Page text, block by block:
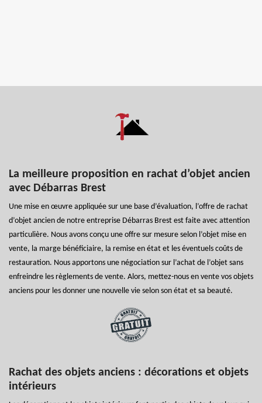
La meilleure proposition en rachat d’objet ancien
avec Débarras Brest
Une mise en œuvre appliquée sur une base d’évaluation, l’offre de rachat
d’objet ancien de notre entreprise Débarras Brest est faite avec attention
particulière. Nous avons conçu une offre sur mesure selon l’objet mise en
vente, la marge bénéficiaire, la remise en état et les éventuels coûts de
restauration. Nous apportons une négociation sur l’achat de l’objet sans
enfreindre les règlements de vente. Alors, mettez-nous en vente vos objets
anciens pour les donner une nouvelle vie selon son état et sa beauté.
Rachat des objets anciens : décorations et objets
intérieurs